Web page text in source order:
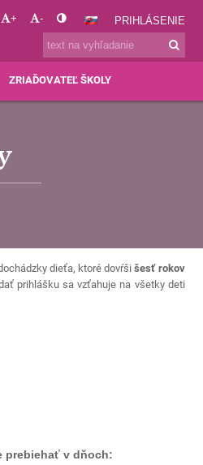
+ - PRIHLÁSENIE
ZRIAĎOVATEĽ ŠKOLY
dieťa, ktoré dovŕšišesť rokov
prihlášku sa vzťahuje na všetky deti
prebiehať v dňoch: